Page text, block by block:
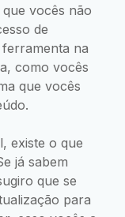
vocês não
de
na
como vocês
que vocês
existe o que
já sabem
que se
para